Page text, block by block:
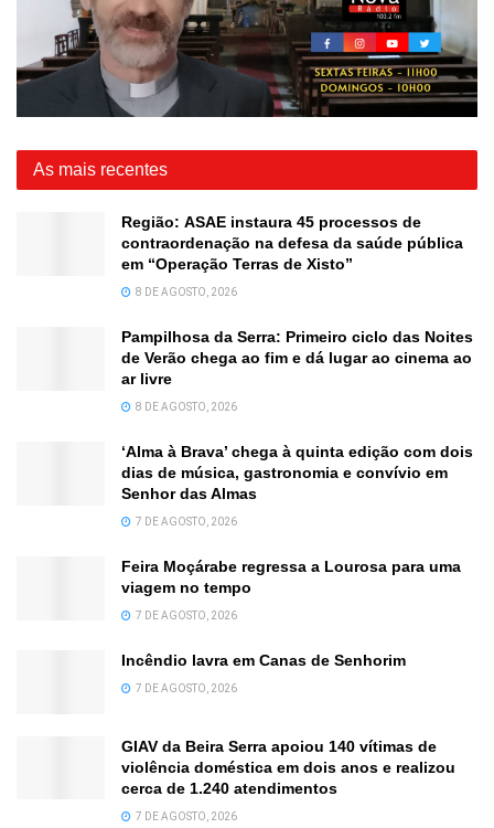
As mais recentes
Região: ASAE instaura 45 processos de
contraordenação na defesa da saúde pública
em “Operação Terras de Xisto”
8 DE AGOSTO, 2026
Pampilhosa da Serra: Primeiro ciclo das Noites
de Verão chega ao fim e dá lugar ao cinema ao
ar livre
8 DE AGOSTO, 2026
‘Alma à Brava’ chega à quinta edição com dois
dias de música, gastronomia e convívio em
Senhor das Almas
7 DE AGOSTO, 2026
Feira Moçárabe regressa a Lourosa para uma
viagem no tempo
7 DE AGOSTO, 2026
Incêndio lavra em Canas de Senhorim
7 DE AGOSTO, 2026
GIAV da Beira Serra apoiou 140 vítimas de
violência doméstica em dois anos e realizou
cerca de 1.240 atendimentos
7 DE AGOSTO, 2026